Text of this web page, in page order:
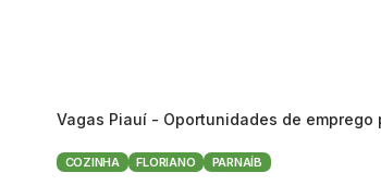
Vagas Piauí - Oportunidades de emprego
COZINHA FLORIANO PARNAÍB